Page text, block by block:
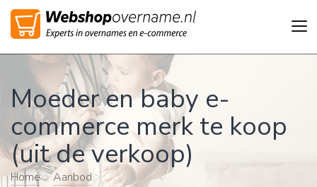
Moeder en baby e-
commerce merk te koop
(uit de verkoop)
Home>Aanbod >